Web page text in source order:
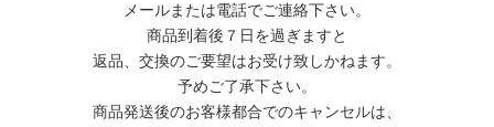
メールまたは電話でご連絡下さい。
商品到着後７日を過ぎますと
返品、交換のご要望はお受け致しかねます。
予めご了承下さい。
商品発送後のお客様都合でのキャンセルは、